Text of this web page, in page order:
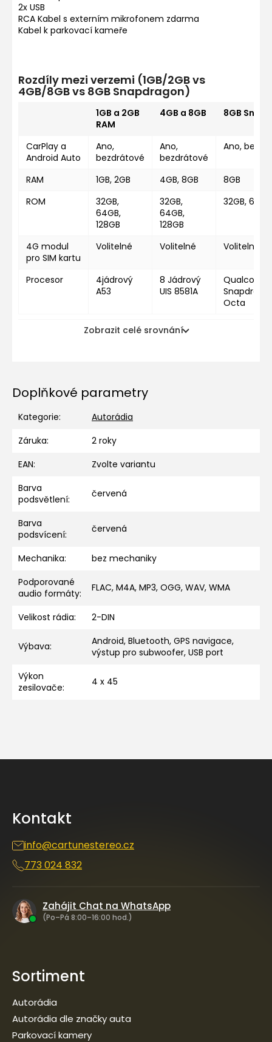
2x USB
RCA Kabel s externím mikrofonem zdarma
Kabel k parkovací kameře
Rozdíly mezi verzemi (1GB/2GB vs
4GB/8GB vs 8GB Snapdragon)
1GB a 2GB
RAM
4GB a 8GB 8GB
CarPlay a
Android Auto
Ano,
bezdrátové
Ano,
bezdrátové
Ano,
RAM 1GB, 2GB 4GB, 8GB
8GB
ROM
32GB,
64GB,
128GB
32GB,
64GB,
128GB
32GB,
4G modul
pro SIM kartu
Volitelné Volitelné Volitelné
Procesor
4jádrový
A53
8 Jádrový
UIS 8581A
Octa
Zobrazit celé srovnání
Doplňkové parametry
Kategorie:
Autorádia
Záruka:
2 roky
EAN:
Zvolte variantu
Barva
podsvětlení: červená
Barva
podsvícení: červená
Mechanika:
bez mechaniky
Podporované
audio formáty: FLAC, M4A, MP3, OGG, WAV, WMA
Velikost rádia: 2-DIN
Výbava:
Android, Bluetooth, GPS navigace,
výstup pro subwoofer, USB port
Výkon
zesilovače: 4 x 45
Kontakt
info@cartunestereo.cz
773 024 832
Zahájit Chat na WhatsApp
(Po–Pá 8:00–16:00 hod.)
Sortiment
Autorádia
Autorádia dle značky auta
Parkovací kamery